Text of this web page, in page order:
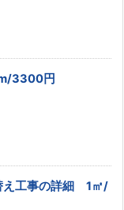
3300円
え工事の詳細 1㎡/